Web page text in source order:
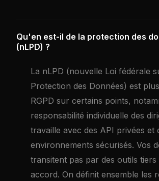
Qu'en est-il de la protection des
(nLPD) ?
La nLPD (nouvelle Loi fédérale
Protection des Données) est
RGPD sur certains points,
responsabilité individuelle des
travaille avec des API privées et
environnements sécurisés. Vos
transitent pas par des outils
accord. On définit ensemble les